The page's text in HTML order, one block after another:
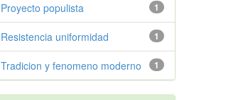
1
Proyecto populista
1
Resistencia uniformidad
1
Tradicion y fenomeno moderno